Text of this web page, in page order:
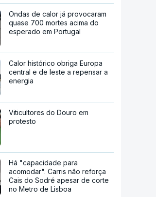
Ondas de calor já provocaram
quase 700 mortes acima do
esperado em Portugal
Calor histórico obriga Europa
central e de leste a repensar a
energia
Viticultores do Douro em
protesto
Há "capacidade para
acomodar". Carris não reforça
Cais do Sodré apesar de corte
no Metro de Lisboa